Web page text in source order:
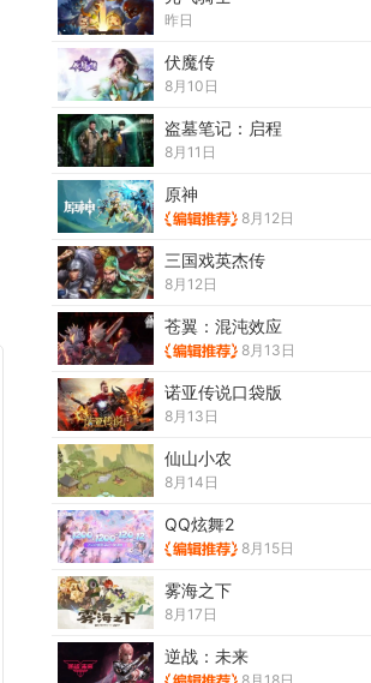
昨日
伏魔传
8月10日
盗墓笔记：启程
8月11日
原神
8月12日
三国戏英杰传
8月12日
苍翼：混沌效应
8月13日
诺亚传说口袋版
8月13日
仙山小农
8月14日
QQ炫舞2
8月15日
雾海之下
8月17日
逆战：未来